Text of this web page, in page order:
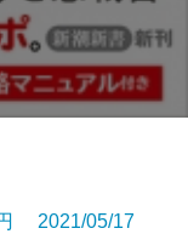
2021/05/17